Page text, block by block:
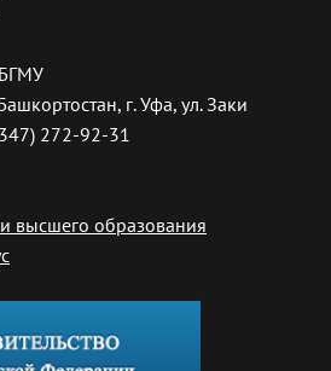
г. Уфа, ул. Заки
272-92-31
высшего образования